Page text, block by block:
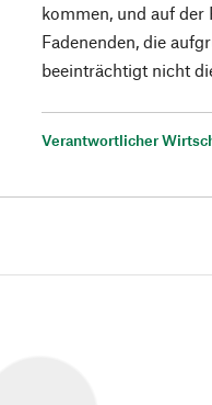
kommen, und auf
Fadenenden, die
beeinträchtigt nicht
Verantwortlicher